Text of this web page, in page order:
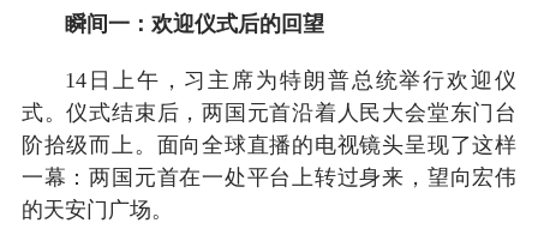
瞬间一：欢迎仪式后的回望
14日上午，习主席为特朗普总统举行欢迎仪
式。仪式结束后，两国元首沿着人民大会堂东门台
阶拾级而上。面向全球直播的电视镜头呈现了这样
一幕：两国元首在一处平台上转过身来，望向宏伟
的天安门广场。